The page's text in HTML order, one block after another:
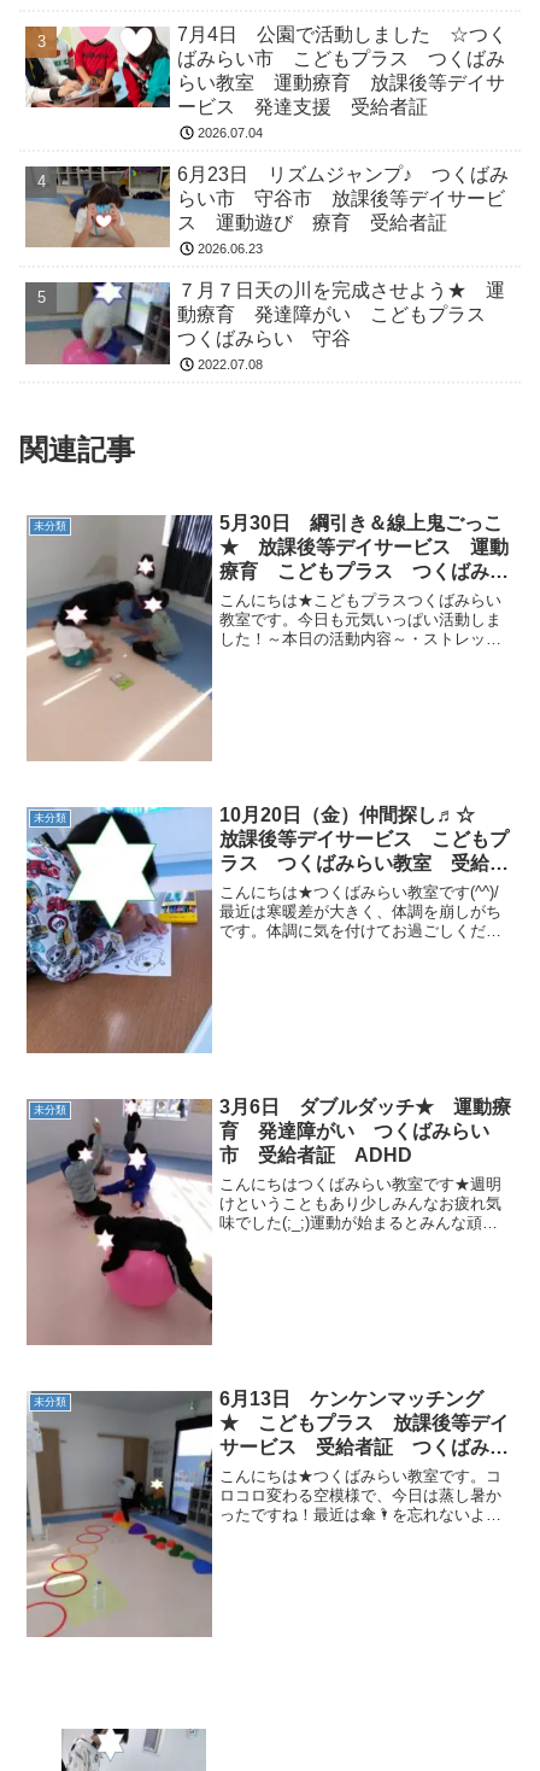
7月4日 公園で活動しました ☆つく
ばみらい市 こどもプラス つくばみ
らい教室 運動療育 放課後等デイサ
ービス 発達支援 受給者証
2026.07.04
6月23日 リズムジャンプ♪ つくばみ
らい市 守谷市 放課後等デイサービ
ス 運動遊び 療育 受給者証
2026.06.23
７月７日天の川を完成させよう★ 運
動療育 発達障がい こどもプラス
つくばみらい 守谷
2022.07.08
関連記事
未分類
5月30日 綱引き＆線上鬼ごっこ
★ 放課後等デイサービス 運動
療育 こどもプラス つくばみら
い市 発達の気になる子
こんにちは★こどもプラスつくばみらい
教室です。今日も元気いっぱい活動しま
した！～本日の活動内容～・ストレッ
未分類
10月20日（金）仲間探し♬☆
放課後等デイサービス こどもプ
ラス つくばみらい教室 受給者
証 ADHD
こんにちは★つくばみらい教室です(^^)/
最近は寒暖差が大きく、体調を崩しがち
です。体調に気を付けてお過ごしくださ
未分類
3月6日 ダブルダッチ★ 運動療
育 発達障がい つくばみらい
市 受給者証 ADHD
こんにちはつくばみらい教室です★週明
けということもあり少しみんなお疲れ気
味でした(;_;)運動が始まるとみんな頑張
未分類
6月13日 ケンケンマッチング
★ こどもプラス 放課後等デイ
サービス 受給者証 つくばみら
い市 運動療育
こんにちは★つくばみらい教室です。コ
ロコロ変わる空模様で、今日は蒸し暑か
ったですね！最近は傘🌂を忘れないよう